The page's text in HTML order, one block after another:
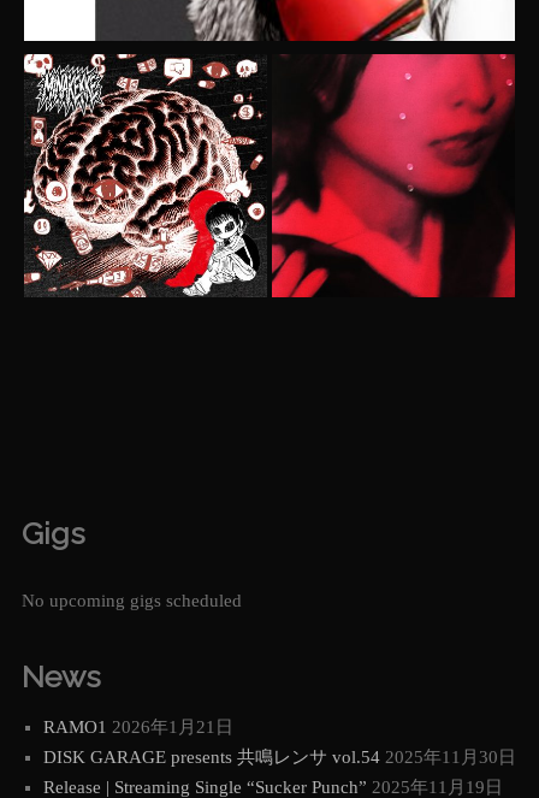
Gigs
No upcoming gigs scheduled
News
RAMO1 2026年1月21日
DISK GARAGE presents 共鳴レンサ vol.54 2025年11月30日
Release | Streaming Single “Sucker Punch” 2025年11月19日